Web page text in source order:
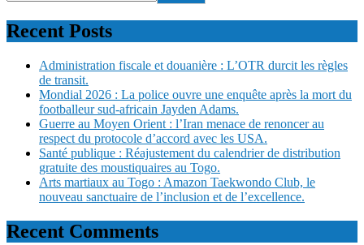
Recent Posts
Administration fiscale et douanière : L’OTR durcit les règles
de transit.
Mondial 2026 : La police ouvre une enquête après la mort du
footballeur sud-africain Jayden Adams.
Guerre au Moyen Orient : l’Iran menace de renoncer au
respect du protocole d’accord avec les USA.
Santé publique : Réajustement du calendrier de distribution
gratuite des moustiquaires au Togo.
Arts martiaux au Togo : Amazon Taekwondo Club, le
nouveau sanctuaire de l’inclusion et de l’excellence.
Recent Comments